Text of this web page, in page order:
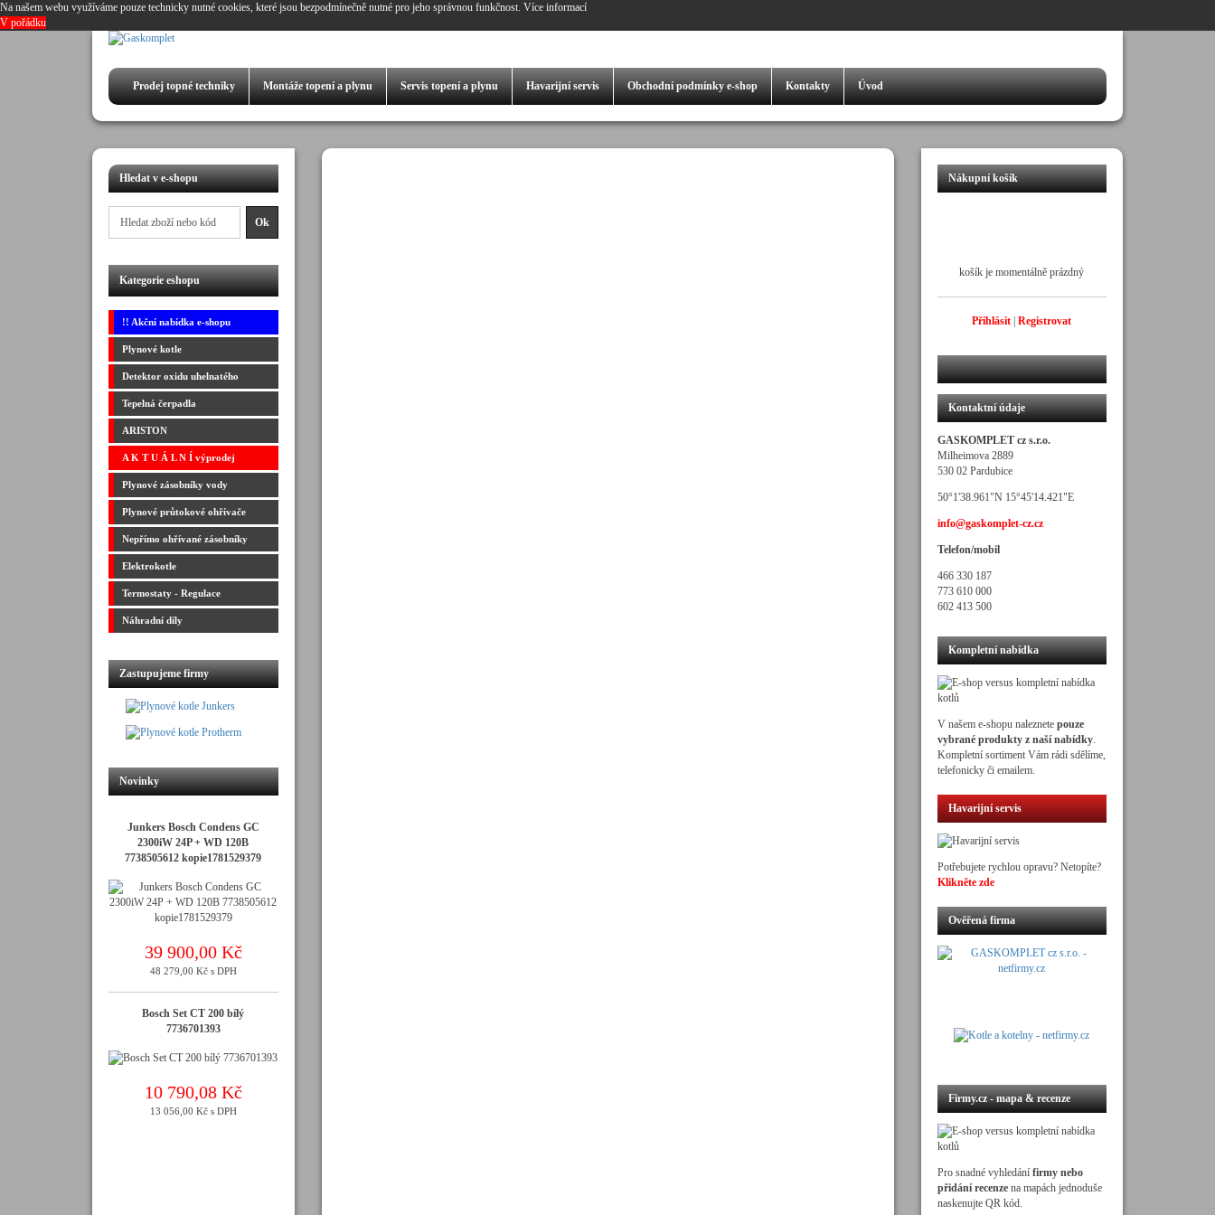
Na našem webu využíváme pouze technicky nutné cookies, které jsou bezpodmínečně nutné pro jeho správnou funkčnost. Více informací
V pořádku
košík je momentálně prázdný
Přihlásit |Registrovat
Prodej topné techniky Montáže topení a plynu Servis topení a plynu Havarijní servis Obchodní podmínky e-shop Kontakty Úvod
Hledat v e-shopu
Kategorie eshopu
!! Akční nabídka e-shopu
Plynové kotle
Detektor oxidu uhelnatého
Tepelná čerpadla
ARISTON
A K T U Á L N Í výprodej
Plynové zásobníky vody
Plynové průtokové ohřívače
Nepřímo ohřívané zásobníky
Elektrokotle
Termostaty - Regulace
Náhradní díly
Zastupujeme firmy
Novinky
Junkers Bosch Condens GC
2300iW 24P + WD 120B
7738505612 kopie1781529379
39 900,00 Kč
48 279,00 Kč s DPH
Bosch Set CT 200 bílý
7736701393
10 790,08 Kč
13 056,00 Kč s DPH
Nákupní košík
Kontaktní údaje
GASKOMPLET cz s.r.o.
Milheimova 2889
530 02 Pardubice
50°1'38.961"N 15°45'14.421"E
info@gaskomplet-cz.cz
Telefon/mobil
466 330 187
773 610 000
602 413 500
Kompletní nabídka
V našem e-shopu naleznete pouze
vybrané produkty z naší nabídky.
Kompletní sortiment Vám rádi sdělíme,
telefonicky či emailem.
Havarijní servis
Potřebujete rychlou opravu? Netopíte?
Klikněte zde
Ověřená firma
Firmy.cz - mapa & recenze
Pro snadné vyhledání firmy nebo
přidání recenzena mapách jednoduše
naskenujte QR kód.